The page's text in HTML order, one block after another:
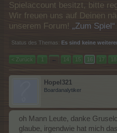
Spielaccount besitzt, bitte
Wir freuen uns auf Deinen
unserem Forum! „Zum Spiel“
Status des Themas: Es sind keine
< Zurück 1 ← 14 15 16 17 18
Hopel321
Boardanalytiker
oh Mann Leute, danke
glaube, irgendwie hat mich